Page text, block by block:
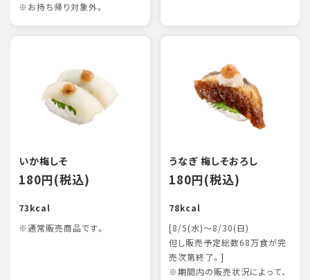
※お持ち帰り対象外。
いか梅しそ
180円(税込)
73kcal
※通常販売商品です。
うなぎ 梅しそおろし
180円(税込)
78kcal
[8/5(水)～8/30(日)
但し販売予定総数68万食が完
売次第終了。]
※期間内の販売状況によって、